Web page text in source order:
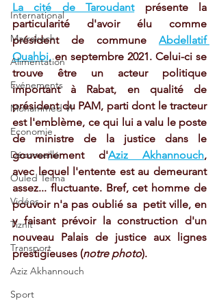
International
Marrakech
Alimentation
Evénements
Mohammed VI
Economie
Déconseillé
Ouled Teima
Vidéos
Tiznit
Transport
Aziz Akhannouch
Sport
La cité de Taroudant présente la
particularité d'avoir élu comme
président de commune Abdellatif
Ouahbi, en septembre 2021. Celui-ci se
trouve être un acteur politique
important à Rabat, en qualité de
président du PAM, parti dont le tracteur
est l'emblème, ce qui lui a valu le poste
de ministre de la justice dans le
gouvernement d'Aziz Akhannouch,
avec lequel l'entente est au demeurant
assez... fluctuante. Bref, cet homme de
pouvoir n'a pas oublié sa  petit ville, en
y faisant prévoir la construction d'un
nouveau Palais de justice aux lignes
prestigieuses (notre photo).